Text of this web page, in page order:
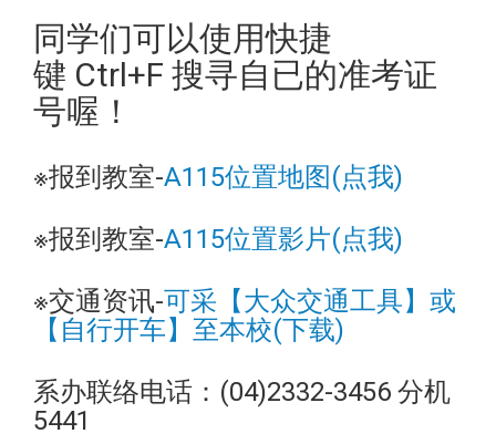
同学们可以使用快捷
键 Ctrl+F 搜寻自已的准考证
号喔！
※报到教室-A115位置地图(点我)
※报到教室-A115位置影片(点我)
※交通资讯-可采【大众交通工具】或
【自行开车】至本校(下载)
系办联络电话：(04)2332-3456 分机
5441